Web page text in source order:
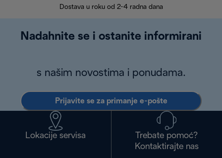
Dostava u roku od 2-4 radna dana
Nadahnite se i ostanite informirani
s našim novostima i ponudama.
Prijavite se za primanje e-pošte
Lokacije servisa
Trebate pomoć?
Kontaktirajte nas